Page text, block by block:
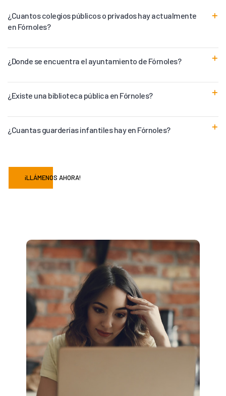
¿Cuantos colegios públicos o privados hay actualmente
en Fórnoles?
¿Donde se encuentra el ayuntamiento de Fórnoles?
¿Existe una biblioteca pública en Fórnoles?
¿Cuantas guarderías infantiles hay en Fórnoles?
¡LLÁMENOS AHORA!